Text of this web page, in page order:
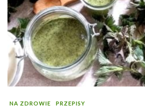
NA ZDROWIE PRZEPISY